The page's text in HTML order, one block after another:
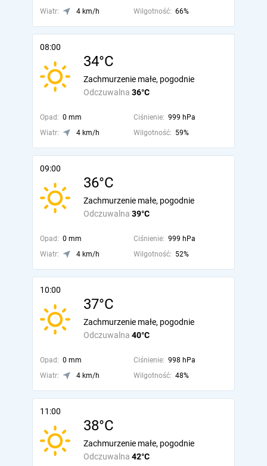
Wiatr: 4 km/h Wilgotność: 66%
08:00
34°C
Odczuwalna 36°C
Zachmurzenie małe, pogodnie
Opad: 0 mm Ciśnienie: 999 hPa
Wiatr:
4 km/h Wilgotność: 59%
09:00
36°C
Odczuwalna 39°C
Zachmurzenie małe, pogodnie
Opad: 0 mm Ciśnienie: 999 hPa
Wiatr:
4 km/h Wilgotność: 52%
10:00
37°C
Odczuwalna 40°C
Zachmurzenie małe, pogodnie
Opad: 0 mm Ciśnienie: 998 hPa
Wiatr:
4 km/h Wilgotność: 48%
11:00
38°C
Odczuwalna 42°C
Zachmurzenie małe, pogodnie